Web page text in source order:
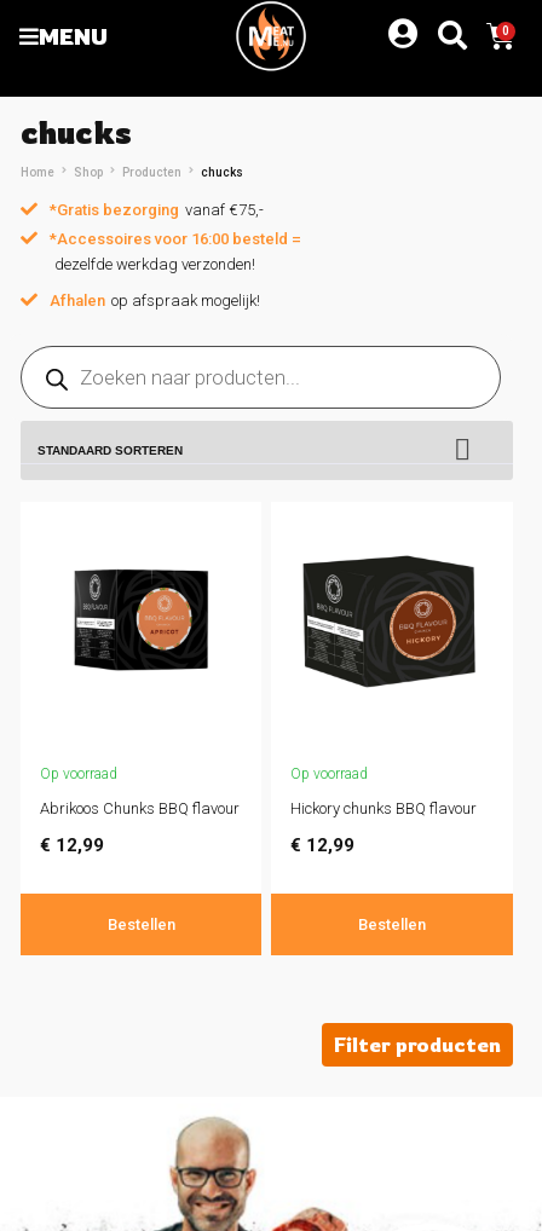
MENU 0
chucks
Home Shop Producten chucks
*Gratis bezorging vanaf €75,-
*Accessoires voor 16:00 besteld =
dezelfde werkdag verzonden!
Afhalen op afspraak mogelijk!
Op voorraad
Abrikoos Chunks BBQ flavour
€ 12,99
Bestellen
Op voorraad
Hickory chunks BBQ flavour
€ 12,99
Bestellen
Filter producten